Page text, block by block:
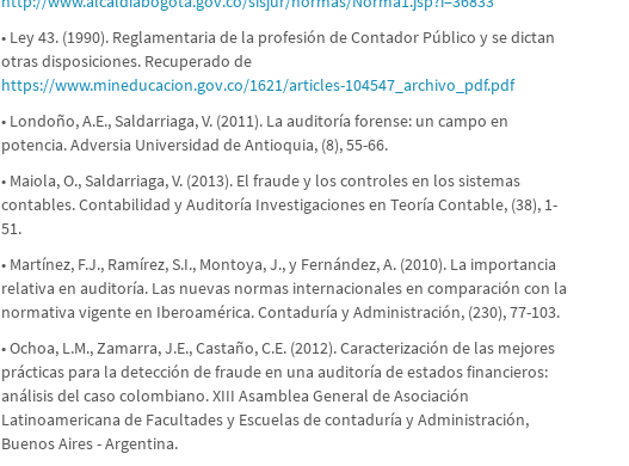
• Ley 43. (1990). Reglamentaria de la profesión de Contador Público y se dictan
otras disposiciones. Recuperado de
https://www.mineducacion.gov.co/1621/articles-104547_archivo_pdf.pdf
• Londoño, A.E., Saldarriaga, V. (2011). La auditoría forense: un campo en
potencia. Adversia Universidad de Antioquia, (8), 55-66.
• Maiola, O., Saldarriaga, V. (2013). El fraude y los controles en los sistemas
contables. Contabilidad y Auditoría Investigaciones en Teoría Contable, (38), 1-
51.
• Martínez, F.J., Ramírez, S.I., Montoya, J., y Fernández, A. (2010). La importancia
relativa en auditoría. Las nuevas normas internacionales en comparación con la
normativa vigente en Iberoamérica. Contaduría y Administración, (230), 77-103.
• Ochoa, L.M., Zamarra, J.E., Castaño, C.E. (2012). Caracterización de las mejores
prácticas para la detección de fraude en una auditoría de estados financieros:
análisis del caso colombiano. XIII Asamblea General de Asociación
Latinoamericana de Facultades y Escuelas de contaduría y Administración,
Buenos Aires - Argentina.